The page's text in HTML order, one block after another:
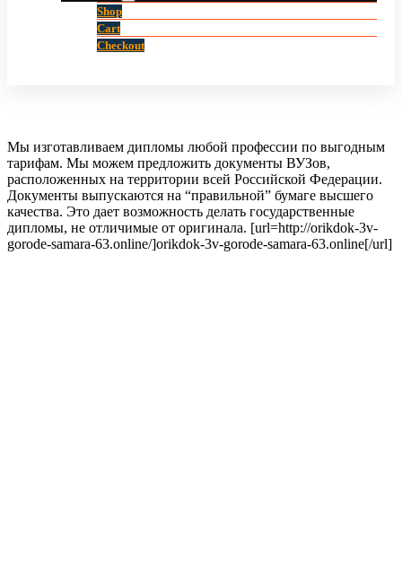
Shop
Cart
Checkout
Мы изготавливаем дипломы любой профессии по выгодным
тарифам. Мы можем предложить документы ВУЗов,
расположенных на территории всей Российской Федерации.
Документы выпускаются на “правильной” бумаге высшего
качества. Это дает возможность делать государственные
дипломы, не отличимые от оригинала. [url=http://orikdok-3v-
gorode-samara-63.online/]orikdok-3v-gorode-samara-63.online[/url]